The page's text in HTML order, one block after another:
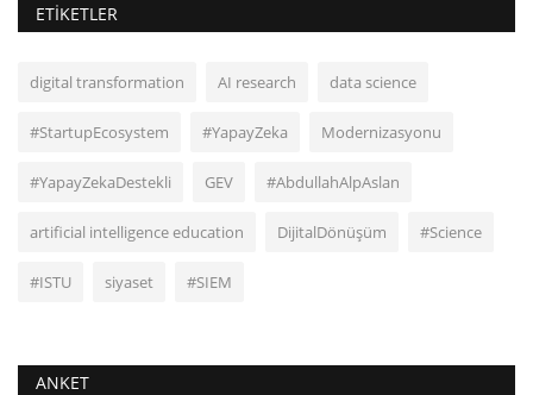
ETIKETLER
digital transformation AI research data science
#StartupEcosystem #YapayZeka Modernizasyonu
#YapayZekaDestekli GEV #AbdullahAlpAslan
artificial intelligence education DijitalDönüşüm #Science
#ISTU siyaset #SIEM
ANKET